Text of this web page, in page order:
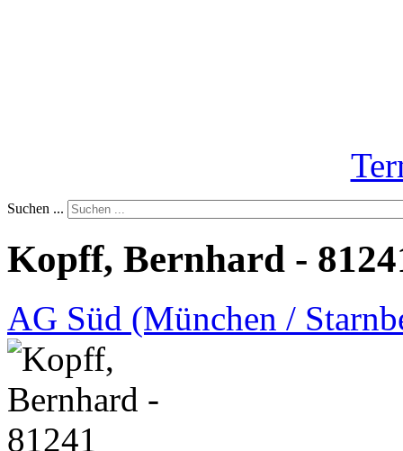
Suchen ...
Kopff, Bernhard -
AG Süd (München /